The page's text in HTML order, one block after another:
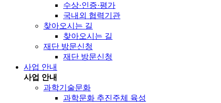
수상·인증·평가
국내외 협력기관
찾아오시는 길
찾아오시는 길
재단 방문신청
재단 방문신청
사업 안내
사업 안내
과학기술문화
과학문화 추진주체 육성